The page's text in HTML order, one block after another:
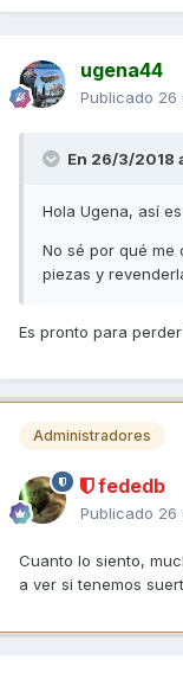
ugena44
Publicado 26
En 26/3/2018
Hola Ugena, así
No sé por qué me
piezas y
Es pronto para
Administradores
fededb
Publicado 26
Cuanto lo siento,
a ver si tenemos